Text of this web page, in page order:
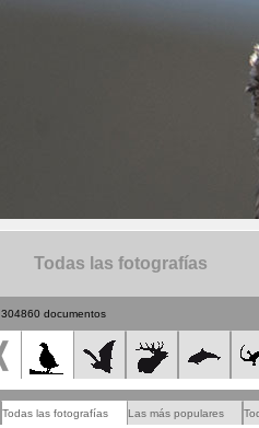
Todas las fotografías
304860 documentos
Todas las fotografías Las más populares